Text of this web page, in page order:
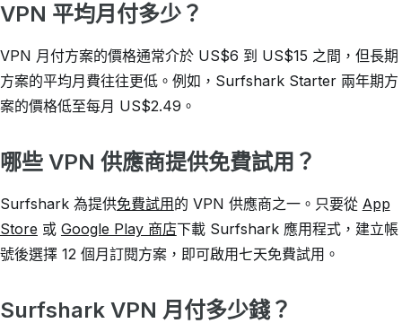
VPN 平均月付多少？
VPN 月付方案的價格通常介於 US$6 到 US$15 之間，但長期
方案的平均月費往往更低。例如，Surfshark Starter 兩年期方
案的價格低至每月 US$2.49 。
哪些 VPN 供應商提供免費試用？
Surfshark 為提供免費試用 的 VPN 供應商之一。只要從 App
Store 或 Google Play 商店下載 Surfshark 應用程式，建立帳
號後選擇 12 個月訂閱方案，即可啟用七天免費試用。
Surfshark VPN 月付多少錢？